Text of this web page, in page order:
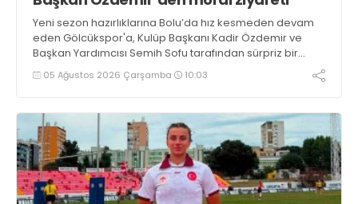
Yeni sezon hazırlıklarına Bolu’da hız kesmeden devam
eden Gölcükspor'a, Kulüp Başkanı Kadir Özdemir ve
Başkan Yardımcısı Semih Sofu tarafından sürpriz bir
moral ziyareti gerçekleştirildi
05 Ağustos 2026 Çarşamba 10:03